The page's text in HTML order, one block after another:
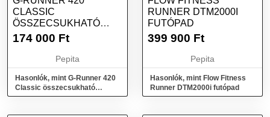
CLASSIC
ÖSSZECSUKHATÓ
ELEKTROMOS
KIEGÉSZÍTŐK...
174 000 Ft
Pepita
Hasonlók, mint G-Runner 420
Classic összecsukható
elektromos Futópad
RUNNER DTM2000I
FUTÓPAD
399 900 Ft
Pepita
Hasonlók, mint Flow Fitness
Runner DTM2000i futópad